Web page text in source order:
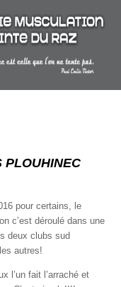
PLOUHINEC
pour certains, le
c’est déroulé dans une
deux clubs sud
autres!
l’un fait l’arraché et